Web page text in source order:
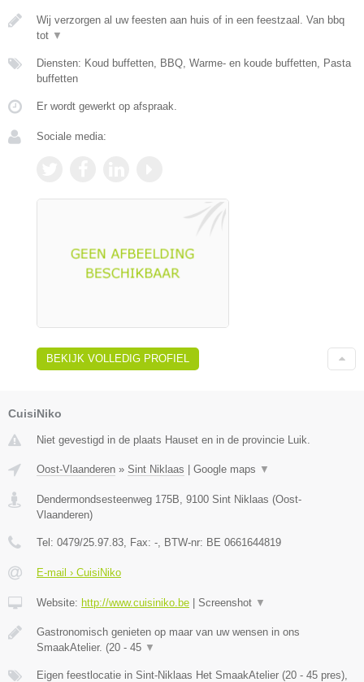
Wij verzorgen al uw feesten aan huis of in een feestzaal. Van bbq
tot ▼
Diensten: Koud buffetten, BBQ, Warme- en koude buffetten, Pasta
buffetten
Er wordt gewerkt op afspraak.
Sociale media:
BEKIJK VOLLEDIG PROFIEL
CuisiNiko
Niet gevestigd in de plaats Hauset en in de provincie Luik.
Oost-Vlaanderen » Sint Niklaas | Google maps ▼
Dendermondsesteenweg 175B 9100 Sint Niklaas (Oost-
Vlaanderen)
Tel: 0479/25.97.83 , Fax: - , BTW-nr: BE 0661644819
E-mail › CuisiNiko
Website: http://www.cuisiniko.be | Screenshot ▼
Gastronomisch genieten op maar van uw wensen in ons
SmaakAtelier. (20 - 45 ▼
Eigen feestlocatie in Sint-Niklaas Het SmaakAtelier (20 - 45 pres),